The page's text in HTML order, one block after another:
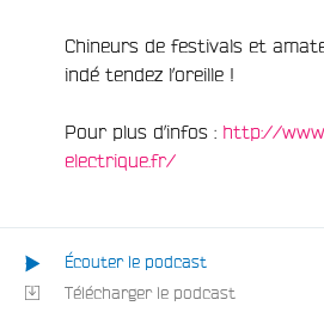
Chineurs de festivals et
indé tendez l’oreille !
Pour plus d’infos : http://
electrique.fr/
Écouter le podcast
Télécharger le podcast